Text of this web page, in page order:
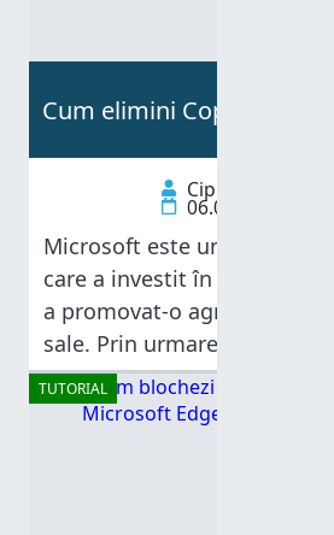
Cum elimini Copilot din
Ciprian Adrian
06.08.2025
Microsoft este una dintre
care a investit în inteligența
a promovat-o agresiv în
sale. Prin urmare, nu este
asistentul său bazat pe
artificială, Copilot, este
TUTORIAL